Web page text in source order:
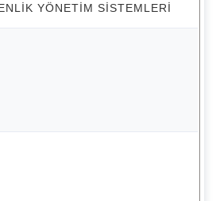
YÖNETIM SISTEMLERI